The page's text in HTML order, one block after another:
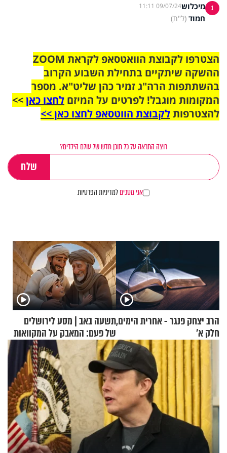
1 מיכלוש09/07/24 11:11
חמוד (ל"ת)
הצטרפו לקבוצת הוואטסאפ לקראת ZOOM
ההשקה שיתקיים בתחילת השבוע הקרוב
בהשתתפות הרה"ג זמיר כהן שליט"א. מספר
המקומות מוגבל! לפרטים על המיזם לחצו כאן>>
להצטרפותלקבוצת הווטסאפ לחצו כאן >>
רוצה התראה על כל תוכן חדש של עולם הילדים?
אני מסכיםלמדיניות הפרטיות
הרב יצחק פנגר - אחרית הימים,
חלק א’
תשעה באב | מסע לירושלים
של פעם: המאבק על המקוואות